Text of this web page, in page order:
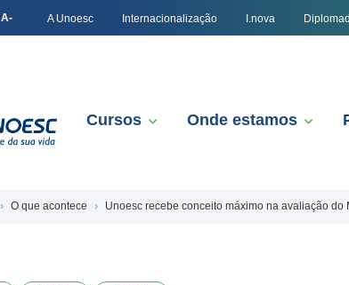
A- A Unoesc Internacionalização I.nova
Cursos Onde estamos
O que acontece Unoesc recebe conceito máximo na avaliação do